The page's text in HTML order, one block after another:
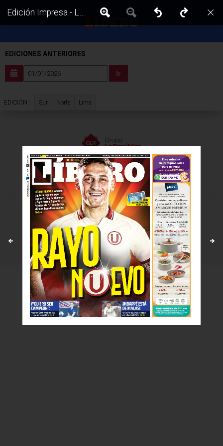
EDICIONES ANTERIORES
Ir
EDICIÓN : Sur Norte Lima
Edición Impresa - Libero | Lima - Jueves 01 de Enero del 2026
VISITA LAS EDICIONES IMPRESAS DE:
©Todos los derechos reservados -2026
Políticas y estandares Contáctenos